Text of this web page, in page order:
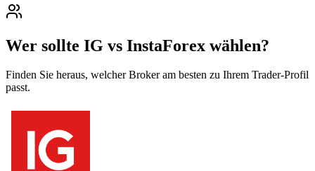
Wer sollte IG vs InstaForex wählen?
Finden Sie heraus, welcher Broker am besten zu Ihrem Trader-Profil
passt.